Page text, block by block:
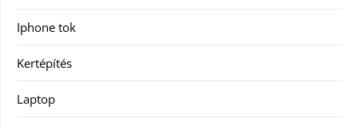
Iphone tok
Kertépítés
Laptop